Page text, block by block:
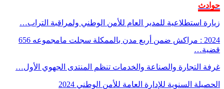
حوادث
زيارة استطلاعية للمدير العام للأمن الوطني ولمراقبة التراب…
2024 : مراكش ضمن أربع مدن بالممكلة سجلت مامجموعه 656
قضية…
غرفة التجارة والصناعة والخدمات تنظم المنتدى الجهوي الأول…
الحصيلة السنوية للإدارة العامة للأمن الوطني 2024